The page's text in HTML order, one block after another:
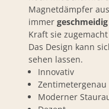
Magnetdämpfer
immer geschmeidig
Kraft sie
Das Design kann
sehen lassen.
Innovativ
Zentimetergenau
Moderner